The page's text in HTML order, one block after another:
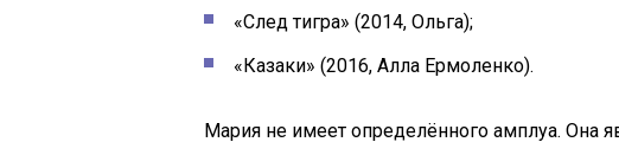
«След тигра» (2014, Ольга);
«Казаки» (2016, Алла Ермоленко).
Мария не имеет определённого амплуа. Она